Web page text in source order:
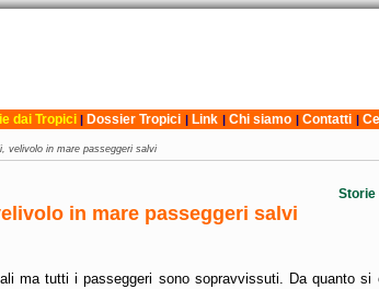
dai Tropici | Dossier Tropici | Link | Chi siamo | Contatti |
velivolo in mare passeggeri salvi
Storie
in mare passeggeri salvi
ma tutti i passeggeri sono sopravvissuti. Da quanto si